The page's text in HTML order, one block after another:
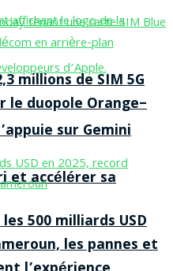
sur Gemini
et accélérer sa
millions de SIM 5G
duopole Orange–
500 milliards USD
les pannes et